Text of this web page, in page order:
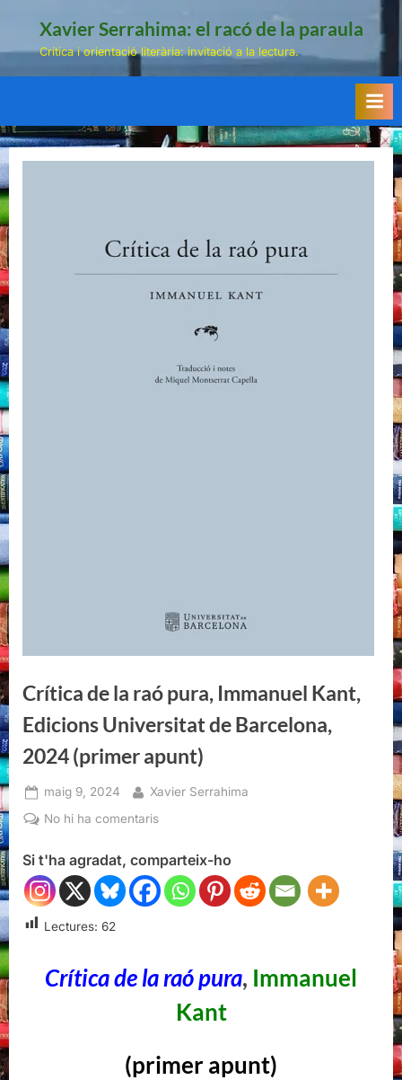
Xavier Serrahima: el racó de la paraula
Crítica i orientació literària: invitació a la lectura.
Crítica de la raó pura, Immanuel Kant,
Edicions Universitat de Barcelona,
2024 (primer apunt)
Posted
on
maig 9, 2024 By
Xavier Serrahima
No hi ha comentarisa
de
la
raó
Edicions
Universitat
2024
Si t'ha agradat, comparteix-ho
Lectures: 62
Crítica de la raó pura, Immanuel
Kant
(primer apunt)